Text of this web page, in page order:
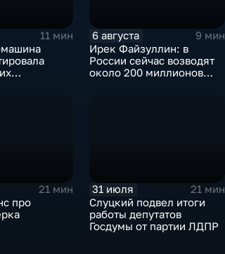
11 мин
6 августа
9 мин
Ирек Файзуллин: в
России сейчас возводят
около 200 миллионов
21 мин
про
31 июля
21 мин
Слуцкий подвел итоги
работы депутатов
Госдумы от партии ЛДПР